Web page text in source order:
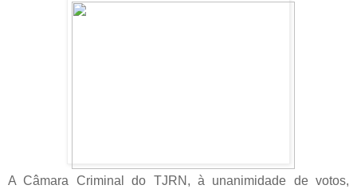
A Câmara Criminal do TJRN, à unanimidade de votos,